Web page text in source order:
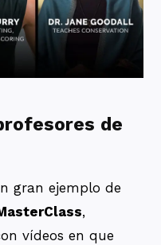
de
gran ejemplo de
,
vídeos en que